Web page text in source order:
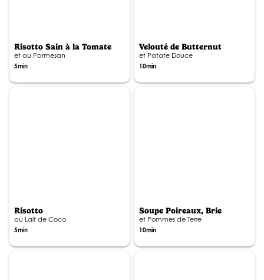
Risotto Sain à la Tomate
et au Parmesan
5min
Velouté de Butternut
et Patate Douce
10min
Risotto
au Lait de Coco
5min
Soupe Poireaux, Brie
et Pommes de Terre
10min